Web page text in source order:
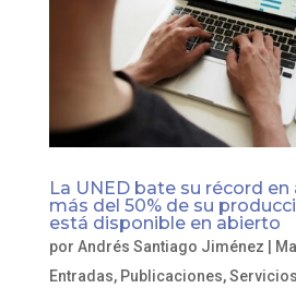
La UNED bate su récord
más del 50% de su
está disponible en abierto
por Andrés Santiago Jiménez
Entradas, Publicaciones,Servicios